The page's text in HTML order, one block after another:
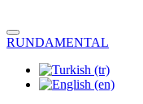
RUNDAMENTAL